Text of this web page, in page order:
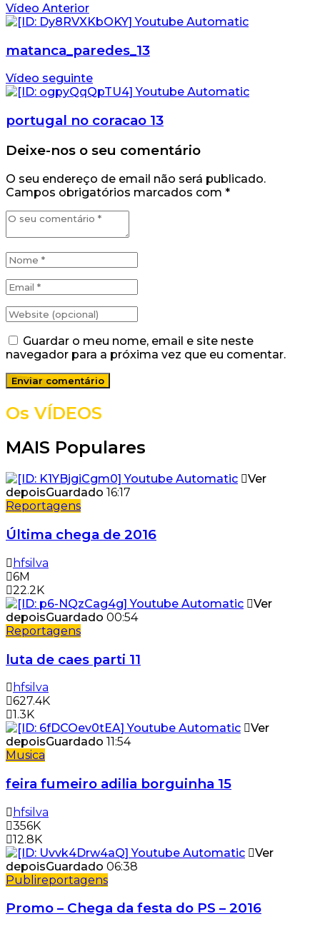
Vídeo Anterior
matanca_paredes_13
Vídeo seguinte
portugal no coracao 13
Deixe-nos o seu comentário
O seu endereço de email não será publicado.
Campos obrigatórios marcados com *
Guardar o meu nome, email e site neste
navegador para a próxima vez que eu comentar.
Os VÍDEOS
MAIS Populares
Ver
depoisGuardado 16:17
Reportagens
Última chega de 2016
hfsilva
6M
22.2K
Ver
depoisGuardado 00:54
Reportagens
luta de caes parti 11
hfsilva
627.4K
1.3K
Ver
depoisGuardado 11:54
Musica
feira fumeiro adilia borguinha 15
hfsilva
356K
12.8K
Ver
depoisGuardado 06:38
Publireportagens
Promo – Chega da festa do PS – 2016